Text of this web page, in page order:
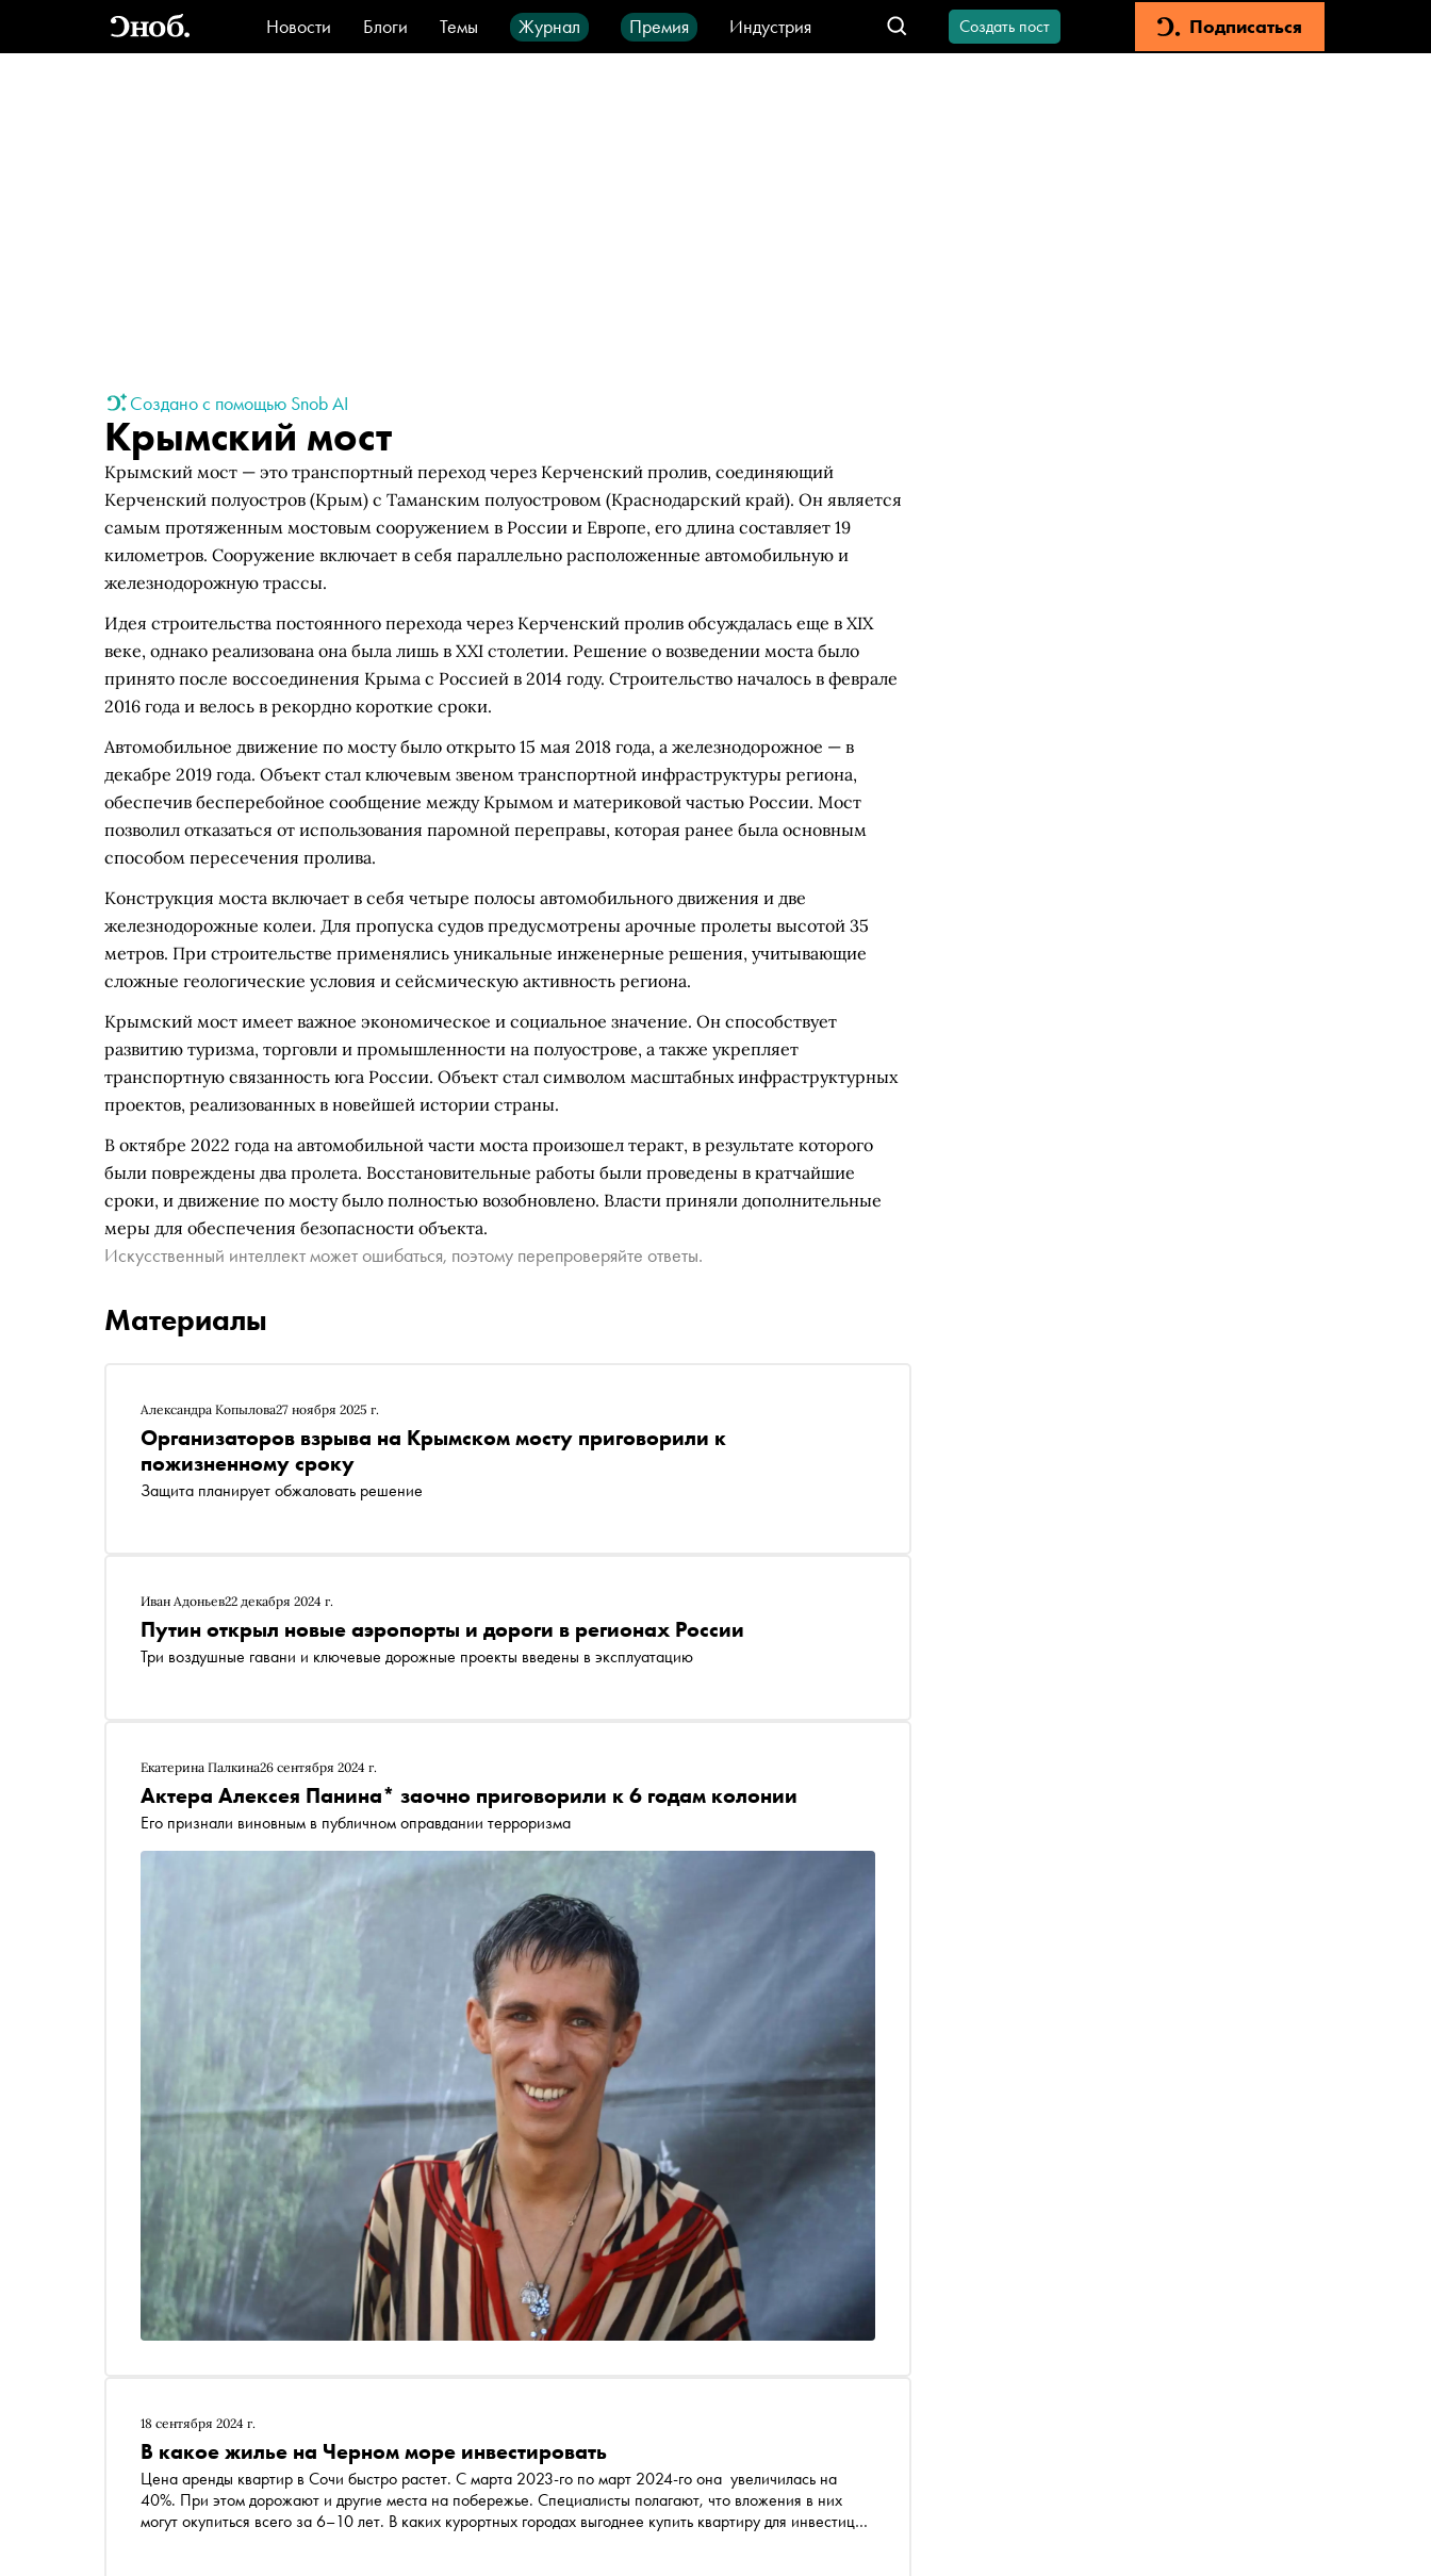
Новости Блоги Темы Журнал Премия
Индустрия
Стиль
Видео Город IT-продукты
Создать пост Подписаться
Создано с помощью Snob AI
Крымский мост
Крымский мост — это транспортный переход через Керченский пролив, соединяющий
Керченский полуостров (Крым) с Таманским полуостровом (Краснодарский край). Он является
самым протяженным мостовым сооружением в России и Европе, его длина составляет 19
километров. Сооружение включает в себя параллельно расположенные автомобильную и
железнодорожную трассы.
Идея строительства постоянного перехода через Керченский пролив обсуждалась еще в XIX
веке, однако реализована она была лишь в XXI столетии. Решение о возведении моста было
принято после воссоединения Крыма с Россией в 2014 году. Строительство началось в феврале
2016 года и велось в рекордно короткие сроки.
Автомобильное движение по мосту было открыто 15 мая 2018 года, а железнодорожное — в
декабре 2019 года. Объект стал ключевым звеном транспортной инфраструктуры региона,
обеспечив бесперебойное сообщение между Крымом и материковой частью России. Мост
позволил отказаться от использования паромной переправы, которая ранее была основным
способом пересечения пролива.
Конструкция моста включает в себя четыре полосы автомобильного движения и две
железнодорожные колеи. Для пропуска судов предусмотрены арочные пролеты высотой 35
метров. При строительстве применялись уникальные инженерные решения, учитывающие
сложные геологические условия и сейсмическую активность региона.
Крымский мост имеет важное экономическое и социальное значение. Он способствует
развитию туризма, торговли и промышленности на полуострове, а также укрепляет
транспортную связанность юга России. Объект стал символом масштабных инфраструктурных
проектов, реализованных в новейшей истории страны.
В октябре 2022 года на автомобильной части моста произошел теракт, в результате которого
были повреждены два пролета. Восстановительные работы были проведены в кратчайшие
сроки, и движение по мосту было полностью возобновлено. Власти приняли дополнительные
меры для обеспечения безопасности объекта.
Искусственный интеллект может ошибаться, поэтому перепроверяйте ответы.
Материалы
Александра Копылова27 ноября 2025 г.
Организаторов взрыва на Крымском мосту приговорили к
пожизненному сроку
Защита планирует обжаловать решение
Иван Адоньев22 декабря 2024 г.
Путин открыл новые аэропорты и дороги в регионах России
Три воздушные гавани и ключевые дорожные проекты введены в эксплуатацию
Екатерина Палкина26 сентября 2024 г.
Актера Алексея Панина* заочно приговорили к 6 годам колонии
Его признали виновным в публичном оправдании терроризма
18 сентября 2024 г.
В какое жилье на Черном море инвестировать
Цена аренды квартир в Сочи быстро растет. C марта 2023-го по март 2024-го она увеличилась на
40%. При этом дорожают и другие места на побережье. Специалисты полагают, что вложения в них
могут окупиться всего за 6–10 лет. В каких курортных городах выгоднее купить квартиру для инвестиций